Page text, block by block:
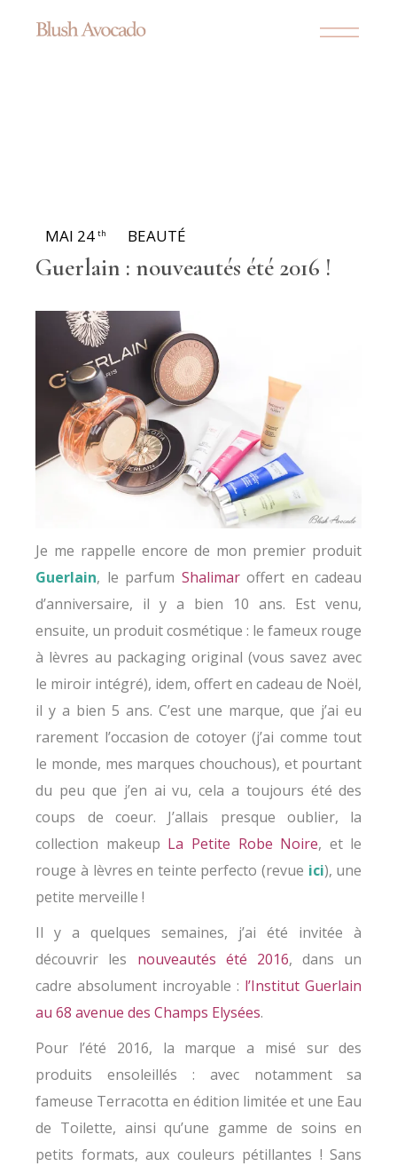
MAI 24 th BEAUTÉ
Guerlain : nouveautés été 2016 !
Je me rappelle encore de mon premier produit
Guerlain, le parfum Shalimaroffert en cadeau
d’anniversaire, il y a bien 10 ans. Est venu,
ensuite, un produit cosmétique : le fameux rouge
à lèvres au packaging original (vous savez avec
le miroir intégré), idem, offert en cadeau de Noël,
il y a bien 5 ans. C’est une marque, que j’ai eu
rarement l’occasion de cotoyer (j’ai comme tout
le monde, mes marques chouchous), et pourtant
du peu que j’en ai vu, cela a toujours été des
coups de coeur. J’allais presque oublier, la
collection makeup La Petite Robe Noire, et le
rouge à lèvres en teinte perfecto (revue ici), une
petite merveille !
Il y a quelques semaines, j’ai été invitée à
découvrir les nouveautés été 2016, dans un
cadre absolument incroyable : l’Institut Guerlain
au 68 avenue des Champs Elysées.
Pour l’été 2016, la marque a misé sur des
produits ensoleillés : avec notamment sa
fameuse Terracotta en édition limitée et une Eau
de Toilette, ainsi qu’une gamme de soins en
petits formats, aux couleurs pétillantes ! Sans